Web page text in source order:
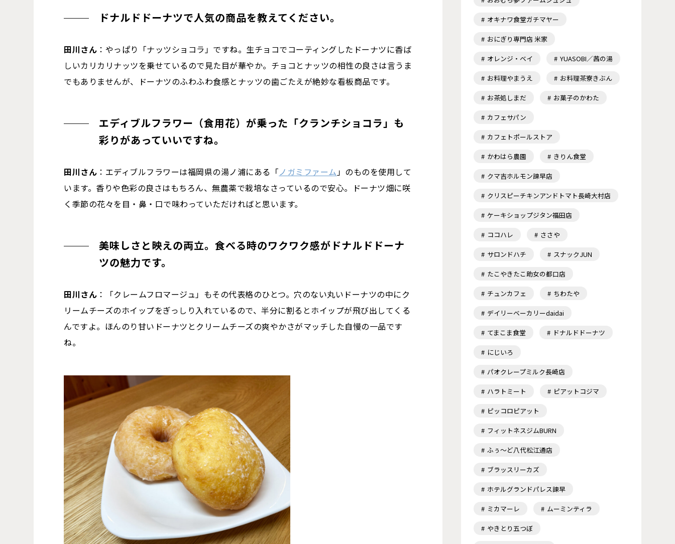
ドナルドドーナツで人気の商品を教えてください。
田川さん ：やっぱり「ナッツショコラ」ですね。生チョコでコーティングしたドーナツに香ば
しいカリカリナッツを乗せているので見た目が華やか。チョコとナッツの相性の良さは言うま
でもありませんが、ドーナツのふわふわ食感とナッツの歯ごたえが絶妙な看板商品です。
エディブルフラワー（食用花）が乗った「クランチショコラ」も
彩りがあっていいですね。
田川さん ：エディブルフラワーは福岡県の湯ノ浦にある「ノガミファーム」のものを使用して
います。香りや色彩の良さはもちろん、無農薬で栽培なさっているので安心。ドーナツ畑に咲
く季節の花々を目・鼻・口で味わっていただければと思います。
美味しさと映えの両立。食べる時のワクワク感がドナルドドーナ
ツの魅力です。
田川さん ：「クレームフロマージュ」もその代表格のひとつ。穴のない丸いドーナツの中にク
リームチーズのホイップをぎっしり入れているので、半分に割るとホイップが飛び出してくる
んですよ。ほんのり甘いドーナツとクリームチーズの爽やかさがマッチした自慢の一品です
ね。
オキナワ食堂ガチマヤー
おにぎり専門店 米家
オレンジ・ベイ YUASOBI／茜の湯
お料理やまうえ お料理茶寮きぶん
お茶処しまだ お菓子のかわた
カフェサパン
カフェトポールストア
かわはら農園 きりん食堂
クマ吉ホルモン諫早店
クリスピーチキンアンドトマト長崎大村店
ケーキショップジタン福田店
ココハレ ささや
サロンドハチ スナックJUN
たこやきたこ助女の都口店
チュンカフェ ちわたや
デイリーベーカリーdaidai
てまこま食堂 ドナルドドーナツ
にじいろ
パオクレープミルク長崎店
ハラトミート ピアットコジマ
ピッコロピアット
フィットネスジムBURN
ふぅ～ど八代松江通店
ブラッスリーカズ
ホテルグランドパレス諫早
ミカマーレ ムーミンティラ
やきとり五つぼ